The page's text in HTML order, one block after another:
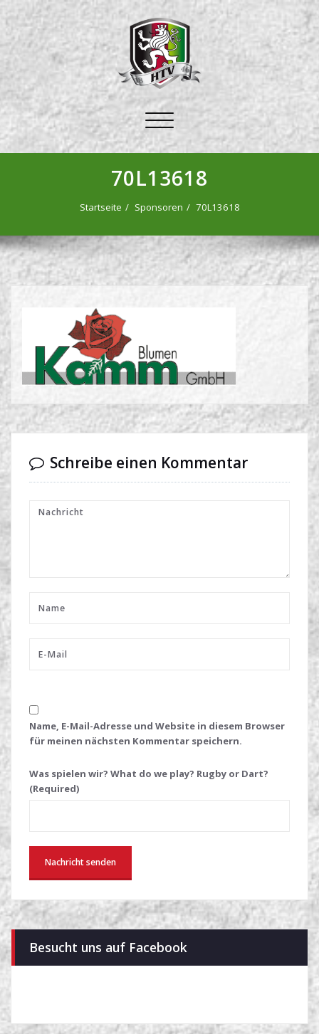
Schalte
Navigation
70L13618
Startseite Sponsoren 70L13618
Schreibe einen Kommentar
Name, E-Mail-Adresse und Website in diesem Browser
für meinen nächsten Kommentar speichern.
Was spielen wir? What do we play? Rugby or Dart?
(Required)
Besucht uns auf Facebook